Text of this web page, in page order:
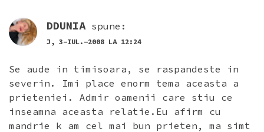
DDUNIA spune:
J, 3-IUL.-2008 LA 12:24
Se aude in timisoara, se raspandeste in
severin. Imi place enorm tema aceasta a
prieteniei. Admir oamenii care stiu ce
inseamna aceasta relatie.Eu afirm cu
mandrie k am cel mai bun prieten, ma simt